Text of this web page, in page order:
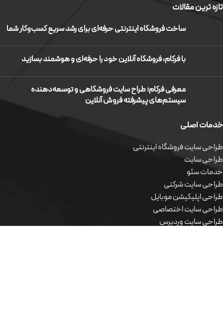
تازه ترین مقالات
ساخت فروشگاه اینترنتی حرفه‌ای برای رشد سریع کسب‌وکار شما
با فرکام، فروشگاه آنلاین خود را حرفه‌ای و هوشمند بسازید
معرفی فرکام؛ طراح سایت فروشگاهی و توسعه‌دهنده
سیستم‌های پیشرفته فروش آنلاین
خدمات اصلی
طراحی سایت فروشگاه اینترنتی
طراحی سایت
خدمات سئو
طراحی سایت شرکتی
طراحی اپلیکیشن موبایل
طراحی سایت اختصاصی
طراحی سایت وردپرس